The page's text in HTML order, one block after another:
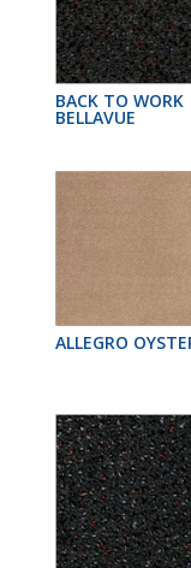
BACK TO WORK
BELLAVUE
ALLEGRO